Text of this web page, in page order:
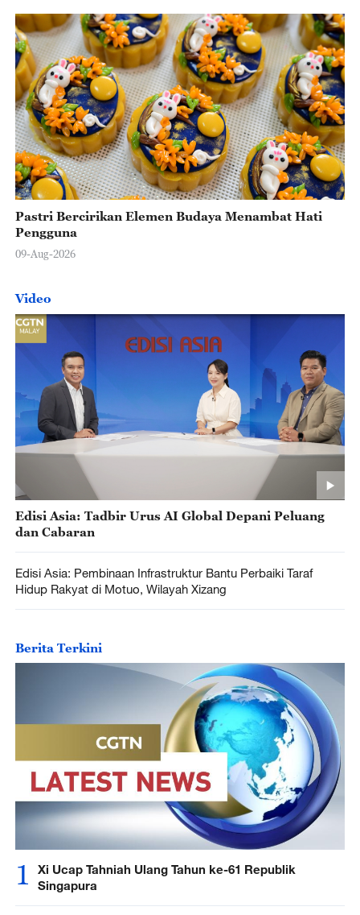
Pastri Bercirikan Elemen Budaya Menambat Hati
Pengguna
09-Aug-2026
Video
Edisi Asia: Tadbir Urus AI Global Depani Peluang
dan Cabaran
Edisi Asia: Pembinaan Infrastruktur Bantu Perbaiki Taraf
Hidup Rakyat di Motuo, Wilayah Xizang
Berita Terkini
1
Xi Ucap Tahniah Ulang Tahun ke-61 Republik
Singapura